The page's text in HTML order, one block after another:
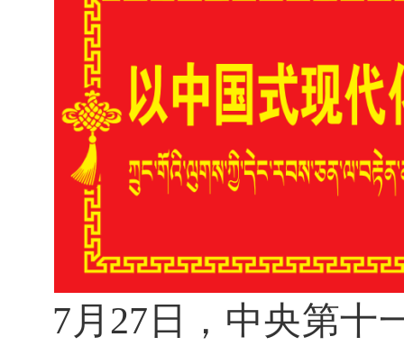
7月27日，中央第十